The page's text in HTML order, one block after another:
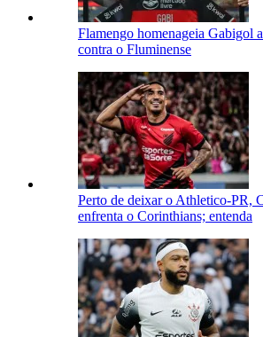
Flamengo homenageia Gabigol
contra o Fluminense
Perto de deixar o Athletico-PR,
enfrenta o Corinthians; entenda